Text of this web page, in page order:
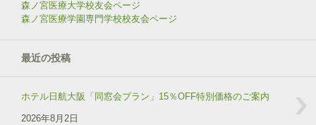
森ノ宮医療大学校友会ページ
森ノ宮医療学園専門学校校友会ページ
最近の投稿
ホテル日航大阪「同窓会プラン」15％OFF特別価格のご案内
2026年8月2日